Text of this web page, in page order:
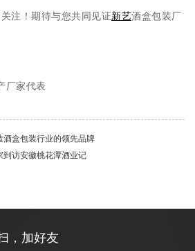
注！期待与您共同见证新艺酒盒包装厂
厂家代表
盒包装行业的领先品牌
到访安徽桃花潭酒业记
，加好友